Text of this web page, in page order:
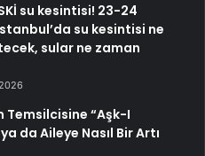
su kesintisi! 23-24
su kesintisi ne
sular ne zaman
Temsilcisine “Aşk-I
da Aileye Nasıl Bir Artı